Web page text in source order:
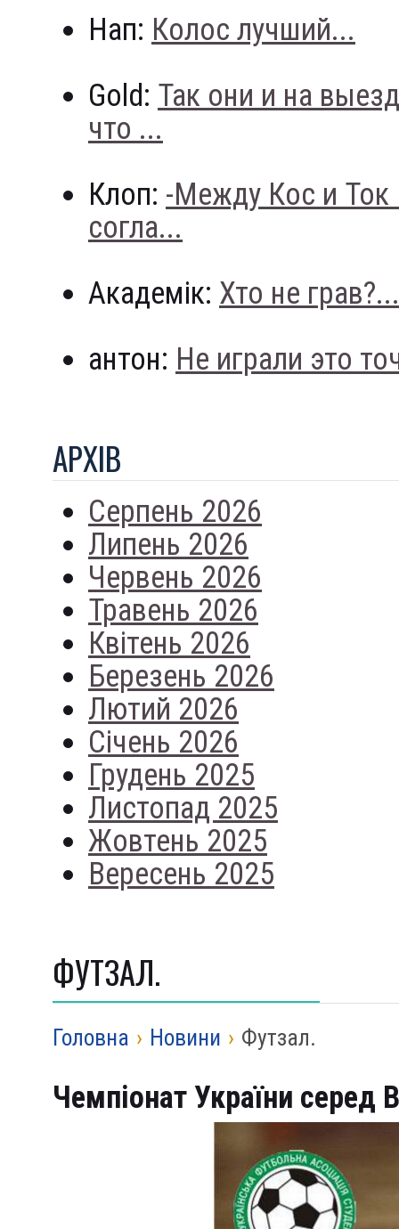
Нап: Колос лучший...
Gold: Так они и на
что ...
Клоп: -Между Кос и
согла...
Академік: Хто не грав?...
антон: Не играли это
АРХIВ
Серпень 2026
Липень 2026
Червень 2026
Травень 2026
Квітень 2026
Березень 2026
Лютий 2026
Січень 2026
Грудень 2025
Листопад 2025
Жовтень 2025
Вересень 2025
ФУТЗАЛ.
Головна › Новини › Футзал.
Чемпіонат України серед